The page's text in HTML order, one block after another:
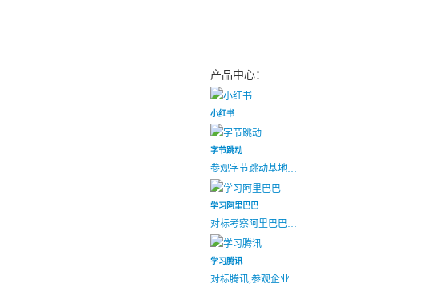
产品中心：
小红书
字节跳动
参观字节跳动基地…
学习阿里巴巴
对标考察阿里巴巴…
学习腾讯
对标腾讯,参观企业…